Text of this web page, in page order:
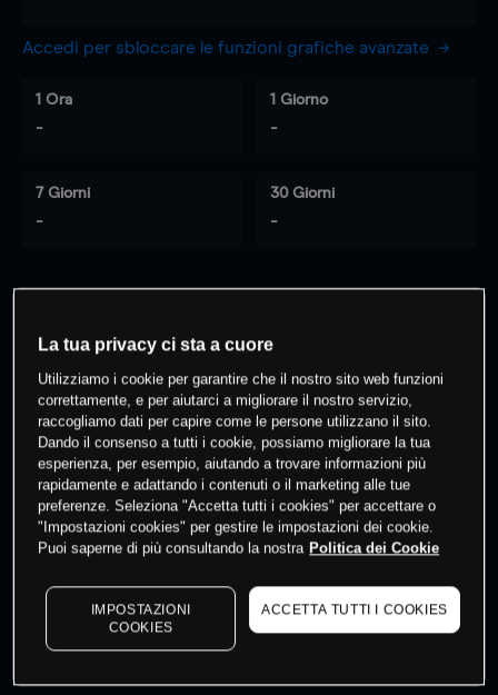
Accedi per sbloccare le funzioni grafiche avanzate
1 Ora
-
1 Giorno
-
7 Giorni
-
30 Giorni
-
questo prodotto
Fai trading
dati di mercatoLog into see latest market data
La tua privacy ci sta a cuore
Utilizziamo i cookie per garantire che il nostro sito web funzioni
correttamente, e per aiutarci a migliorare il nostro servizio,
raccogliamo dati per capire come le persone utilizzano il sito.
Dando il consenso a tutti i cookie, possiamo migliorare la tua
esperienza, per esempio, aiutando a trovare informazioni più
rapidamente e adattando i contenuti o il marketing alle tue
preferenze. Seleziona "Accetta tutti i cookies" per accettare o
"Impostazioni cookies" per gestire le impostazioni dei cookie.
Puoi saperne di più consultando la nostra Politica dei Cookie
IMPOSTAZIONI
COOKIES
ACCETTA TUTTI I COOKIES